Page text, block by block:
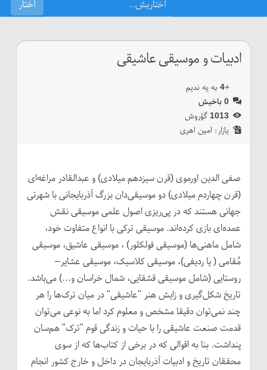
ادبیات و موسیقی عاشیقی
+
4به یه ندیم
0باخیش
1013گؤروش
یازار:‌ امین اهری
صفی الدین اورموی (قرن سیزدهم میلادی) و عبدالقادر مراغه‌ای
(قرن چهاردم میلادی) دو موسیقی‌دان بزرگ آذربایجانی با شهرتی
جهانی هستند که در پی‌ریزی اصول علمی موسیقی نقش
عمده‌ای بازی کرده‌اند. موسیقی ترکی با انواع متفاوت خود،
شامل ماهنی‌ها (موسیقی فولکلور) ، موسیقی عاشیق، موسیقی
مُقامی ( یا ردیفی)، موسیقی کلاسیک، موسیقى عشایر–
روستایى (شامل موسیقى قشقایى، شمال خراسان و...) می‌باشد.
تاریخ شکل‌گیری و زایش هنر "عاشیقی" در میان ترک‌ها را هر
چند نمی‌توان دقیقا مشخص و معلوم کرد اما به نوعی می‌توان
قدمت صنعت عاشیقی را با حیات و زندگی قوم "ترک" هم‌سان
پنداشت. بنا به اقوالی که در برخی از کتاب‌ها که از سوی
محققان تاریخ و ادبیات آذربایجان در داخل و خارج کشور انجام